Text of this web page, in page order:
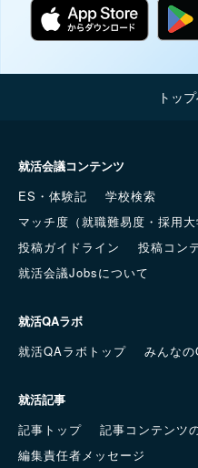
トッ
就活会議コンテンツ
ES・体験記
学校検索
マッチ度（就職難易度・採用大
投稿ガイドライン
投稿コン
就活会議Jobsについて
就活QAラボ
就活QAラボトップ
みんな
就活記事
記事トップ
記事コンテンツ
編集責任者メッセージ